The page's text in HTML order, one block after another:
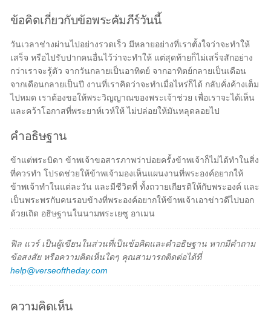
ข้อคิดเกี่ยวกับข้อพระคัมภีร์วันนี้
วันเวลาช่างผ่านไปอย่างรวดเร็ว มีหลายอย่างที่เราตั้งใจว่าจะทำให้
เสร็จ หรือไปรับปากคนอื่นไว้ว่าจะทำให้ แต่สุดท้ายก็ไม่เสร็จสักอย่าง
กว่าเราจะรู้ตัว จากวันกลายเป็นอาทิตย์ จากอาทิตย์กลายเป็นเดือน
จากเดือนกลายเป็นปี งานที่เราคิดว่าจะทำเมื่อไหร่ก็ได้ กลับคั่งค้างเต็ม
ไปหมด เราต้องขอให้พระวิญญาณของพระเจ้าช่วย เพื่อเราจะได้เห็น
และคว้าโอกาสที่พระยาห์เวห์ให้ ไม่ปล่อยให้มันหลุดลอยไป
คำอธิษฐาน
ข้าแต่พระบิดา ข้าพเจ้าขอสารภาพว่าบ่อยครั้งข้าพเจ้าก็ไม่ได้ทำในสิ่ง
ที่ควรทำ โปรดช่วยให้ข้าพเจ้ามองเห็นแผนงานที่พระองค์อยากให้
ข้าพเจ้าทำในแต่ละวัน และมีชีวิตที่ ทั้งถวายเกียรติให้กับพระองค์ และ
เป็นพระพรกับคนรอบข้างที่พระองค์อยากให้ข้าพเจ้าเอาข่าวดีไปบอก
ด้วยเถิด อธิษฐานในนามพระเยซู อาเมน
ฟิล แวร์ เป็นผู้เขียนในส่วนที่เป็นข้อคิดและคำอธิษฐาน หากมีคำถาม
ข้อสงสัย หรือความคิดเห็นใดๆ คุณสามารถติดต่อได้ที่
help@verseoftheday.com
ความคิดเห็น